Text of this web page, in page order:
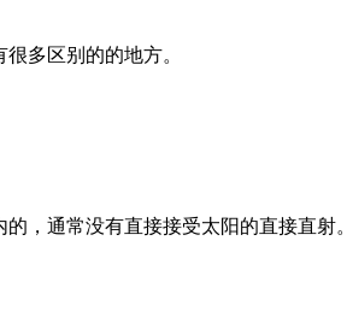
多区别的的地方。
，通常没有直接接受太阳的直接直射。